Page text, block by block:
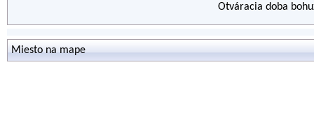
Otváracia doba
Miesto na mape